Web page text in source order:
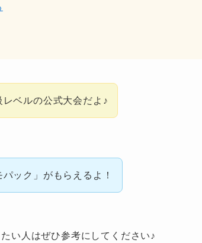
ベルの公式大会だよ♪
ック」がもらえるよ！
い人はぜひ参考にしてください♪